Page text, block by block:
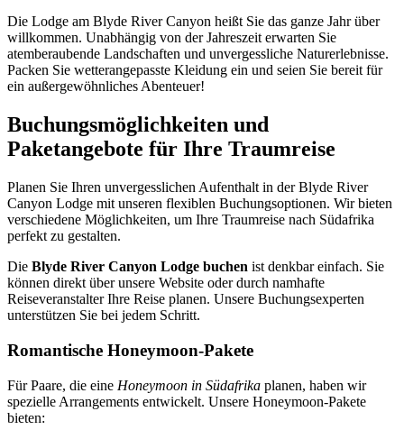
Die Lodge am Blyde River Canyon heißt Sie das ganze Jahr über
willkommen. Unabhängig von der Jahreszeit erwarten Sie
atemberaubende Landschaften und unvergessliche Naturerlebnisse.
Packen Sie wetterangepasste Kleidung ein und seien Sie bereit für
ein außergewöhnliches Abenteuer!
Buchungsmöglichkeiten und
Paketangebote für Ihre Traumreise
Planen Sie Ihren unvergesslichen Aufenthalt in der Blyde River
Canyon Lodge mit unseren flexiblen Buchungsoptionen. Wir bieten
verschiedene Möglichkeiten, um Ihre Traumreise nach Südafrika
perfekt zu gestalten.
Die Blyde River Canyon Lodge buchen ist denkbar einfach. Sie
können direkt über unsere Website oder durch namhafte
Reiseveranstalter Ihre Reise planen. Unsere Buchungsexperten
unterstützen Sie bei jedem Schritt.
Romantische Honeymoon-Pakete
Für Paare, die eine Honeymoon in Südafrika planen, haben wir
spezielle Arrangements entwickelt. Unsere Honeymoon-Pakete
bieten: